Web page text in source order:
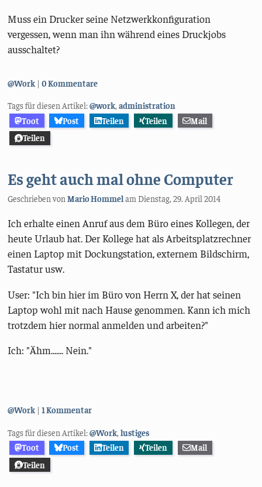
Muss ein Drucker seine Netzwerkkonfiguration
vergessen, wenn man ihn während eines Druckjobs
ausschaltet?
Kategorien:
@Work 0 Kommentare
Tags für diesen Artikel:@work,administration
Toot
Post Teilen Teilen
Mail
Teilen
Es geht auch mal ohne Computer
Geschrieben vonMario HommelamDienstag, 29. April 2014
Ich erhalte einen Anruf aus dem Büro eines Kollegen, der
heute Urlaub hat. Der Kollege hat als Arbeitsplatzrechner
einen Laptop mit Dockungstation, externem Bildschirm,
Tastatur usw.
User: "Ich bin hier im Büro von Herrn X, der hat seinen
Laptop wohl mit nach Hause genommen. Kann ich mich
trotzdem hier normal anmelden und arbeiten?"
Ich: "Ähm....... Nein."
Kategorien:
@Work 1 Kommentar
Tags für diesen Artikel:@Work,lustiges
Toot
Post Teilen Teilen
Mail
Teilen